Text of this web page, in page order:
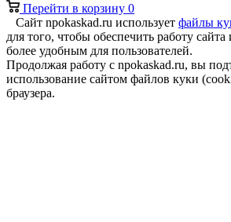
Перейти в корзину 0
Сайт npokaskad.ru использует файлы
для того, чтобы обеспечить работу сайта
более удобным для пользователей.
Продолжая работу с npokaskad.ru, вы
использование сайтом файлов куки
браузера.